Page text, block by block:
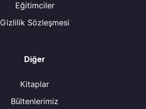
Eğitimciler
Gizlilik Sözleşmesi
Diğer
Kitaplar
Bültenlerimiz